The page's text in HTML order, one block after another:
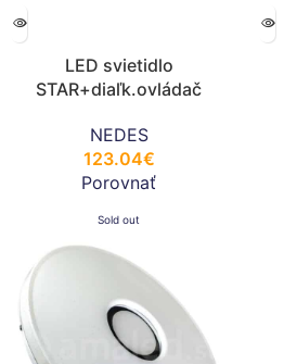
LED svietidlo
STAR+diaľk.ovládač
LC811W
NEDES
123.04€
Porovnať
Sold out